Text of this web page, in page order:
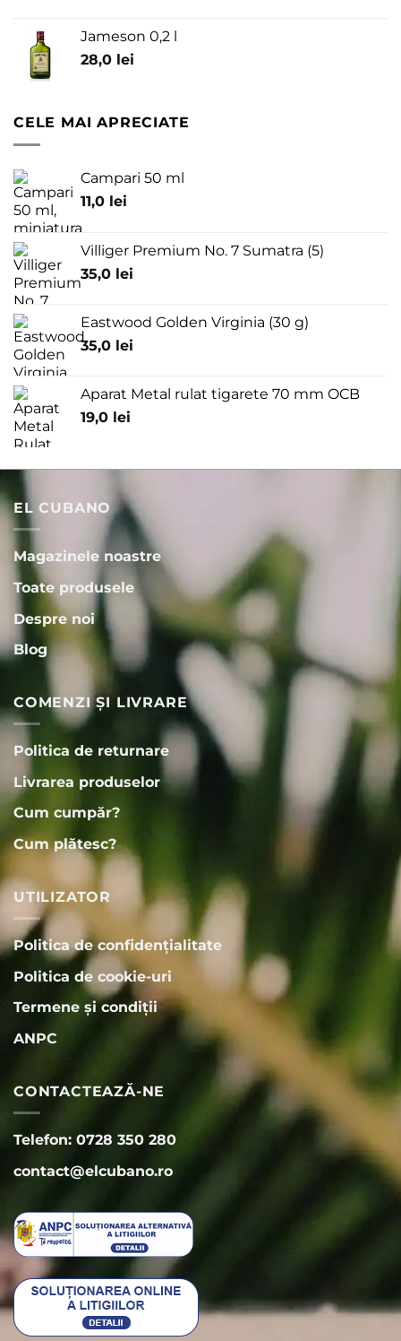
Jameson 0,2 l
28,0 lei
CELE MAI APRECIATE
Campari 50 ml
11,0 lei
Villiger Premium No. 7 Sumatra (5)
35,0 lei
Eastwood Golden Virginia (30 g)
35,0 lei
Aparat Metal rulat tigarete 70 mm OCB
19,0 lei
EL CUBANO
Magazinele noastre
Toate produsele
Despre noi
Blog
COMENZI ȘI LIVRARE
Politica de returnare
Livrarea produselor
Cum cumpăr?
Cum plătesc?
UTILIZATOR
Politica de confidențialitate
Politica de cookie-uri
Termene și condiții
ANPC
CONTACTEAZĂ-NE
Telefon: 0728 350 280
contact@elcubano.ro